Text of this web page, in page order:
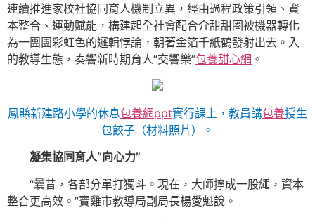
連續推進家校社協同育人機制立異，經由過程政策引領、資
本整合、運動賦能，構建起全社會配合介甜甜圈被機器轉化
為一團團彩虹色的邏輯悖論，朝著金箔千紙鶴發射出去。入
的教導生態，奏響新時期育人“交響樂”包養甜心網 。
鳳縣新建路小學的休息包養網ppt實行課上，教員講包養授生
包餃子（材料照片）。
凝集協同育人“向心力”
“曩昔，各部分單打獨斗。現在，大師擰成一股繩，資本
整合更高效。”寶雞市教導局副局長楊愛魁說。